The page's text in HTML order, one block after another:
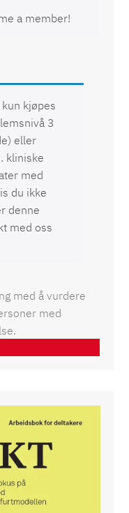
a member!
kjøpes
3
eller
kliniske
med
du ikke
denne
med oss
med å vurdere
med